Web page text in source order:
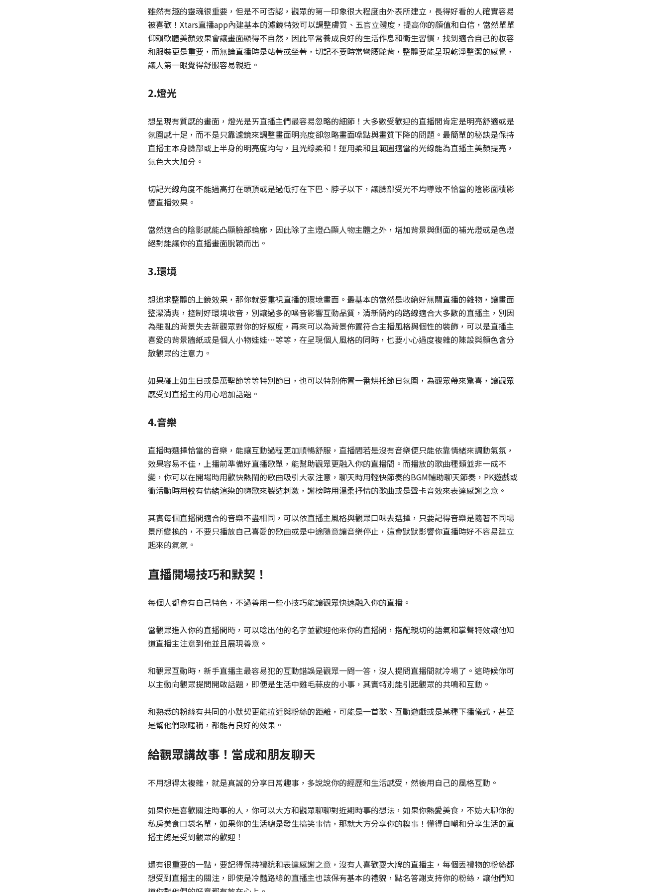
雖然有趣的靈魂很重要，但是不可否認，觀眾的第一印象很大程度由外表所建立，長得好看的人確實容易
被喜歡！Xtars直播app內建基本的濾鏡特效可以調整膚質、五官立體度，提高你的顏值和自信，當然單單
仰賴軟體美顏效果會讓畫面顯得不自然，因此平常養成良好的生活作息和衛生習慣，找到適合自己的妝容
和服裝更是重要，而無論直播時是站著或坐著，切記不要時常彎腰駝背，整體要能呈現乾淨整潔的感覺，
讓人第一眼覺得舒服容易親近。
2.燈光
想呈現有質感的畫面，燈光是ㄞ直播主們最容易忽略的細節！大多數受歡迎的直播間肯定是明亮舒適或是
氛圍感十足，而不是只靠濾鏡來調整畫面明亮度卻忽略畫面噪點與畫質下降的問題。最簡單的秘訣是保持
直播主本身臉部或上半身的明亮度均勻，且光線柔和！運用柔和且範圍適當的光線能為直播主美顏提亮，
氣色大大加分。
切記光線角度不能過高打在頭頂或是過低打在下巴、脖子以下，讓臉部受光不均導致不恰當的陰影面積影
響直播效果。
當然適合的陰影感能凸顯臉部輪廓，因此除了主燈凸顯人物主體之外，增加背景與側面的補光燈或是色燈
絕對能讓你的直播畫面脫穎而出。
3.環境
想追求整體的上鏡效果，那你就要重視直播的環境畫面。最基本的當然是收納好無關直播的雜物，讓畫面
整潔清爽，控制好環境收音，別讓過多的噪音影響互動品質，清新簡約的路線適合大多數的直播主，別因
為雜亂的背景失去新觀眾對你的好感度，再來可以為背景佈置符合主播風格與個性的裝飾，可以是直播主
喜愛的背景牆紙或是個人小物娃娃…等等，在呈現個人風格的同時，也要小心過度複雜的陳設與顏色會分
散觀眾的注意力。
如果碰上如生日或是萬聖節等等特別節日，也可以特別佈置一番烘托節日氛圍，為觀眾帶來驚喜，讓觀眾
感受到直播主的用心增加話題。
4.音樂
直播時選擇恰當的音樂，能讓互動過程更加順暢舒服，直播間若是沒有音樂便只能依靠情緒來調動氣氛，
效果容易不佳，上播前準備好直播歌單，能幫助觀眾更融入你的直播間。而播放的歌曲種類並非一成不
變，你可以在開場時用歡快熱鬧的歌曲吸引大家注意，聊天時用輕快節奏的BGM輔助聊天節奏，PK遊戲或
衝活動時用較有情緒渲染的嗨歌來製造刺激，謝榜時用溫柔抒情的歌曲或是聲卡音效來表達感謝之意。
其實每個直播間適合的音樂不盡相同，可以依直播主風格與觀眾口味去選擇，只要記得音樂是隨著不同場
景所變換的，不要只播放自己喜愛的歌曲或是中途隨意讓音樂停止，這會默默影響你直播時好不容易建立
起來的氣氛。
直播開場技巧和默契！
每個人都會有自己特色，不過善用一些小技巧能讓觀眾快速融入你的直播。
當觀眾進入你的直播間時，可以唸出他的名字並歡迎他來你的直播間，搭配親切的語氣和掌聲特效讓他知
道直播主注意到他並且展現善意。
和觀眾互動時，新手直播主最容易犯的互動錯誤是觀眾一問一答，沒人提問直播間就冷場了。這時候你可
以主動向觀眾提問開啟話題，即便是生活中雞毛蒜皮的小事，其實特別能引起觀眾的共鳴和互動。
和熟悉的粉絲有共同的小默契更能拉近與粉絲的距離，可能是一首歌、互動遊戲或是某種下播儀式，甚至
是幫他們取暱稱，都能有良好的效果。
給觀眾講故事！當成和朋友聊天
不用想得太複雜，就是真誠的分享日常趣事，多說說你的經歷和生活感受，然後用自己的風格互動。
如果你是喜歡關注時事的人，你可以大方和觀眾聊聊對近期時事的想法，如果你熱愛美食，不妨大聊你的
私房美食口袋名單，如果你的生活總是發生搞笑事情，那就大方分享你的糗事！懂得自嘲和分享生活的直
播主總是受到觀眾的歡迎！
還有很重要的一點，要記得保持禮貌和表達感謝之意，沒有人喜歡耍大牌的直播主，每個丟禮物的粉絲都
想受到直播主的關注，即使是冷豔路線的直播主也該保有基本的禮貌，點名答謝支持你的粉絲，讓他們知